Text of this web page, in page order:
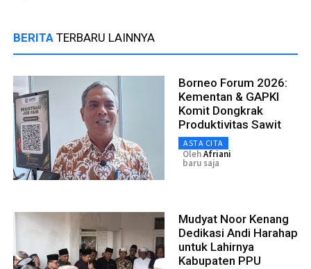
BERITA TERBARU LAINNYA
Borneo Forum 2026:
Kementan & GAPKI
Komit Dongkrak
Produktivitas Sawit
ASTA CITA
OlehAfriani
baru saja
Mudyat Noor Kenang
Dedikasi Andi Harahap
untuk Lahirnya
Kabupaten PPU